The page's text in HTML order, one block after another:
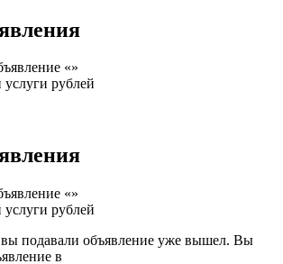
«»
рублей
«»
рублей
подавали объявление уже вышел. Вы
в